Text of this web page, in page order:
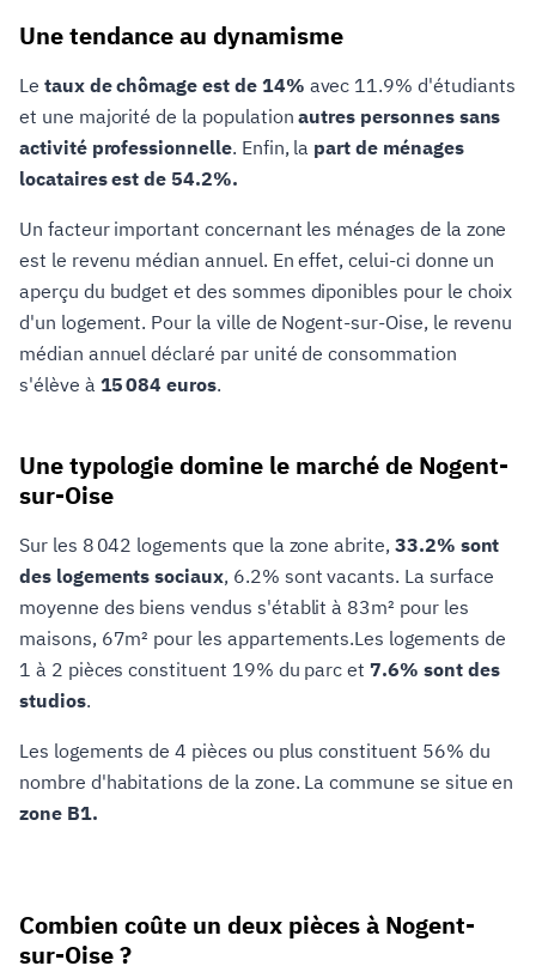
Une tendance au dynamisme
Le taux de chômage est de 14% avec 11.9% d'étudiants
et une majorité de la populationautres personnes sans
activité professionnelle. Enfin, la part de ménages
locataires est de 54.2%.
Un facteur important concernant les ménages de la zone
est le revenu médian annuel. En effet, celui-ci donne un
aperçu du budget et des sommes diponibles pour le choix
d'un logement. Pour la ville de Nogent-sur-Oise, le revenu
médian annuel déclaré par unité de consommation
s'élève à 15 084 euros.
Une typologie domine le marché de Nogent-
sur-Oise
Sur les 8 042 logements que la zone abrite, 33.2% sont
des logements sociaux, 6.2% sont vacants. La surface
moyenne des biens vendus s'établit à 83m² pour les
maisons, 67m² pour les appartements.Les logements de
1 à 2 pièces constituent 19% du parc et7.6% sont des
studios.
Les logements de 4 pièces ou plus constituent 56% du
nombre d'habitations de la zone. La commune se situe en
zone B1.
Combien coûte un deux pièces à Nogent-
sur-Oise ?